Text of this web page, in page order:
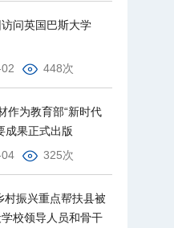
问英国巴斯大学
448次
作为教育部“新时代
成果正式出版
325次
村振兴重点帮扶县被
校领导人员和骨干